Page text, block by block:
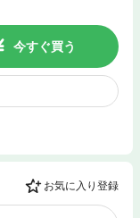
今すぐ買う
お気に入り登録